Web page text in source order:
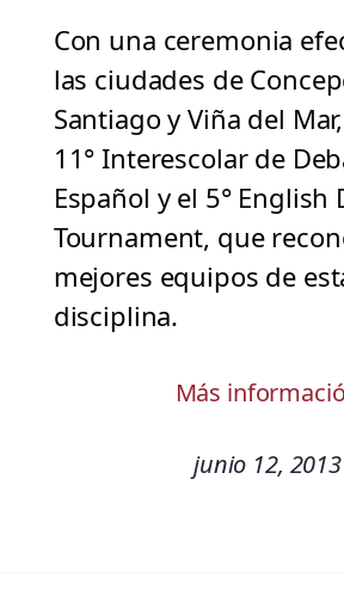
Con una ceremonia
las ciudades de
Santiago y Viña del
11° Interescolar de
Español y el 5° English
Tournament, que
mejores equipos de
disciplina.
Más
junio 12, 2013